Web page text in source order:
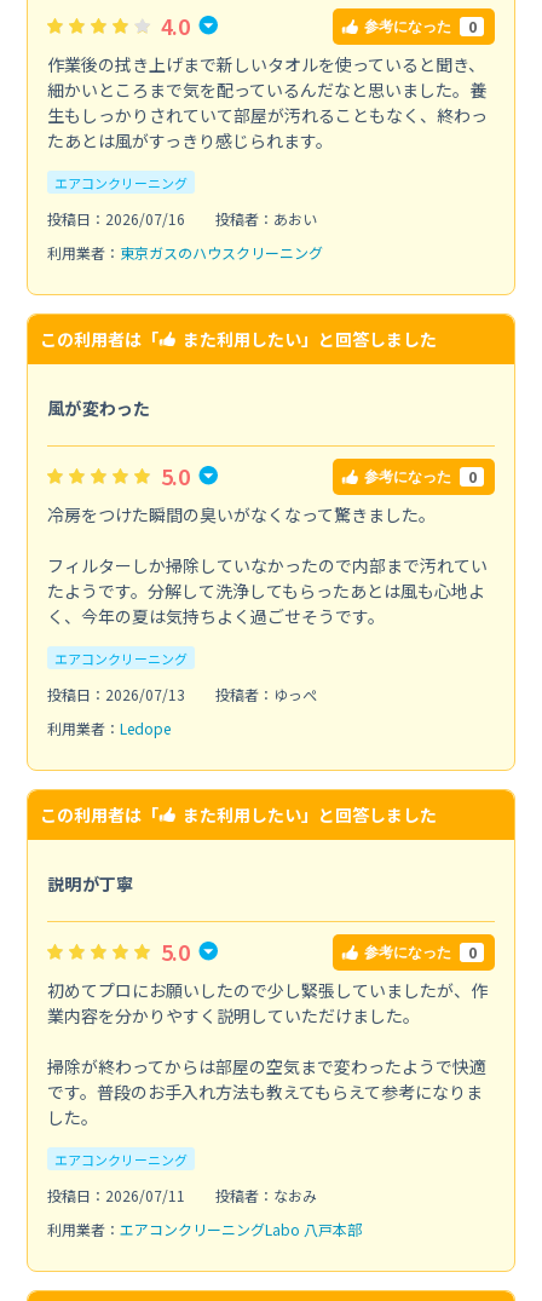
4.0 参考になった 0
作業後の拭き上げまで新しいタオルを使っていると聞き、
細かいところまで気を配っているんだなと思いました。養
生もしっかりされていて部屋が汚れることもなく、終わっ
たあとは風がすっきり感じられます。
エアコンクリーニング
投稿日：2026/07/16
投稿者：あおい
利用業者： 東京ガスのハウスクリーニング
この利用者は「 また利用したい」と回答しました
風が変わった
5.0 参考になった 0
冷房をつけた瞬間の臭いがなくなって驚きました。
フィルターしか掃除していなかったので内部まで汚れてい
たようです。分解して洗浄してもらったあとは風も心地よ
く、今年の夏は気持ちよく過ごせそうです。
エアコンクリーニング
投稿日：2026/07/13
投稿者：ゆっぺ
利用業者： Ledope
この利用者は「 また利用したい」と回答しました
説明が丁寧
5.0 参考になった 0
初めてプロにお願いしたので少し緊張していましたが、作
業内容を分かりやすく説明していただけました。
掃除が終わってからは部屋の空気まで変わったようで快適
です。普段のお手入れ方法も教えてもらえて参考になりま
した。
エアコンクリーニング
投稿日：2026/07/11
投稿者：なおみ
利用業者： エアコンクリーニングLabo 八戸本部